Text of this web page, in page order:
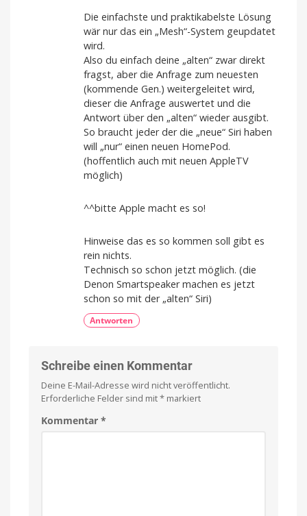
Die einfachste und praktikabelste Lösung
wär nur das ein „Mesh“-System geupdatet
wird.
Also du einfach deine „alten“ zwar direkt
fragst, aber die Anfrage zum neuesten
(kommende Gen.) weitergeleitet wird,
dieser die Anfrage auswertet und die
Antwort über den „alten“ wieder ausgibt.
So braucht jeder der die „neue“ Siri haben
will „nur“ einen neuen HomePod.
(hoffentlich auch mit neuen AppleTV
möglich)
^^bitte Apple macht es so!
Hinweise das es so kommen soll gibt es
rein nichts.
Technisch so schon jetzt möglich. (die
Denon Smartspeaker machen es jetzt
schon so mit der „alten“ Siri)
Antworten
Schreibe einen Kommentar
Deine E-Mail-Adresse wird nicht veröffentlicht.
Erforderliche Felder sind mit* markiert
Kommentar *